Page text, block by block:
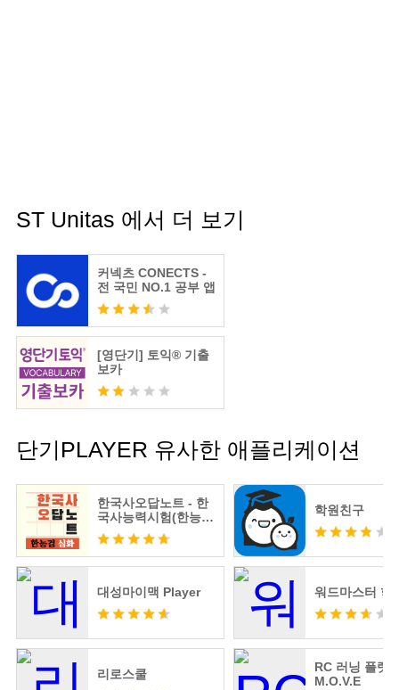
ST Unitas 에서 더 보기
커넥츠 CONECTS -
전 국민 NO.1 공부 앱
[영단기] 토익® 기출
보카
단기PLAYER 유사한 애플리케이션
한국사오답노트 - 한
국사능력시험(한능검)
심화 기출요약
학원친구
대성마이맥 Player 워드마스터 학
리로스쿨
RC 러닝 플랫
M.O.V.E